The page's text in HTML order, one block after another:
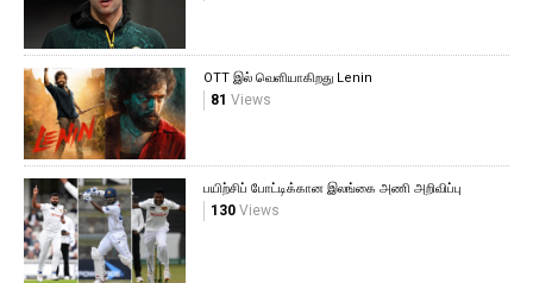
OTT இல் வெளியாகிறது Lenin
81 Views
பயிற்சிப் போட்டிக்கான இலங்கை அணி அறிவிப்பு
130Views